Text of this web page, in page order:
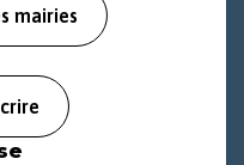
mairies